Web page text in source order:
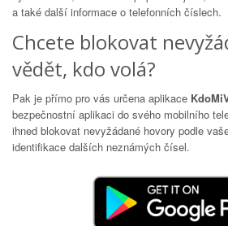
a také další informace o telefonních číslech.
Chcete blokovat
vědět, kdo volá?
Pak je přímo pro vás určena aplikace
bezpečnostní aplikaci do svého mobilního
ihned blokovat nevyžádané hovory podle
identifikace dalších neznámých čísel.